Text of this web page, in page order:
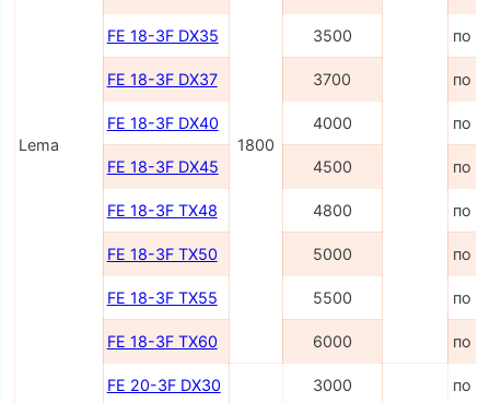
Lema 1800
FE 18-3F DX35 3500 по
FE 18-3F DX37 3700 по
FE 18-3F DX40 4000 по
FE 18-3F DX45 4500 по
FE 18-3F TX48 4800 по
FE 18-3F TX50 5000 по
FE 18-3F TX55 5500 по
FE 18-3F TX60 6000 по
FE 20-3F DX30 3000 по